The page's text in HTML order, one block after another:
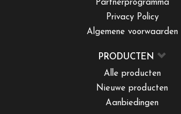
Partnerprogramma
Privacy Policy
Algemene voorwaarden
PRODUCTEN
Alle producten
Nieuwe producten
Aanbiedingen